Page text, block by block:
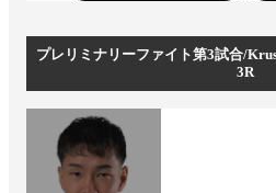
プレリミナリーファイト第3試合/
3R